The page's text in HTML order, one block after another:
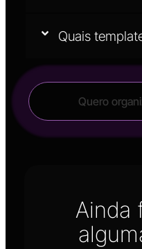
Quais
Quero
Ainda